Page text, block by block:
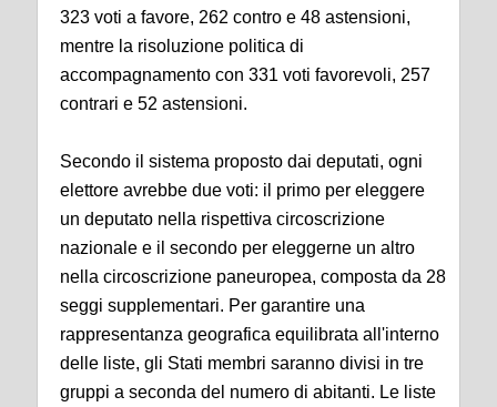
323 voti a favore, 262 contro e 48 astensioni,
mentre la risoluzione politica di
accompagnamento con 331 voti favorevoli, 257
contrari e 52 astensioni.
Secondo il sistema proposto dai deputati, ogni
elettore avrebbe due voti: il primo per eleggere
un deputato nella rispettiva circoscrizione
nazionale e il secondo per eleggerne un altro
nella circoscrizione paneuropea, composta da 28
seggi supplementari. Per garantire una
rappresentanza geografica equilibrata all'interno
delle liste, gli Stati membri saranno divisi in tre
gruppi a seconda del numero di abitanti. Le liste